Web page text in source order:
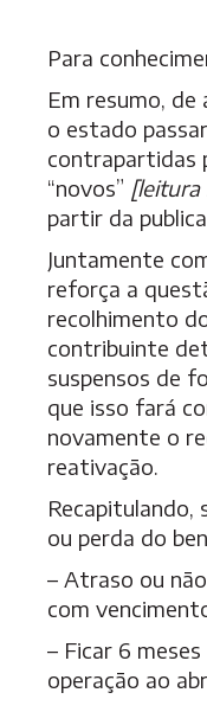
Para
Em resumo, de
o estado
contrapartidas
“novos” [leitura
partir da
Juntamente
reforça a
recolhimento
contribuinte
suspensos de
que isso fará
novamente o
reativação.
Recapitulando,
ou perda do
– Atraso ou
com
– Ficar 6
operação ao